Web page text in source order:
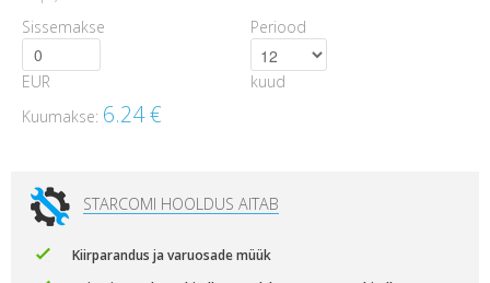
Sissemakse
EUR
Periood
kuud
Kuumakse: 6.24€
STARCOMI HOOLDUS AITAB
Kiirparandus ja varuosade müük